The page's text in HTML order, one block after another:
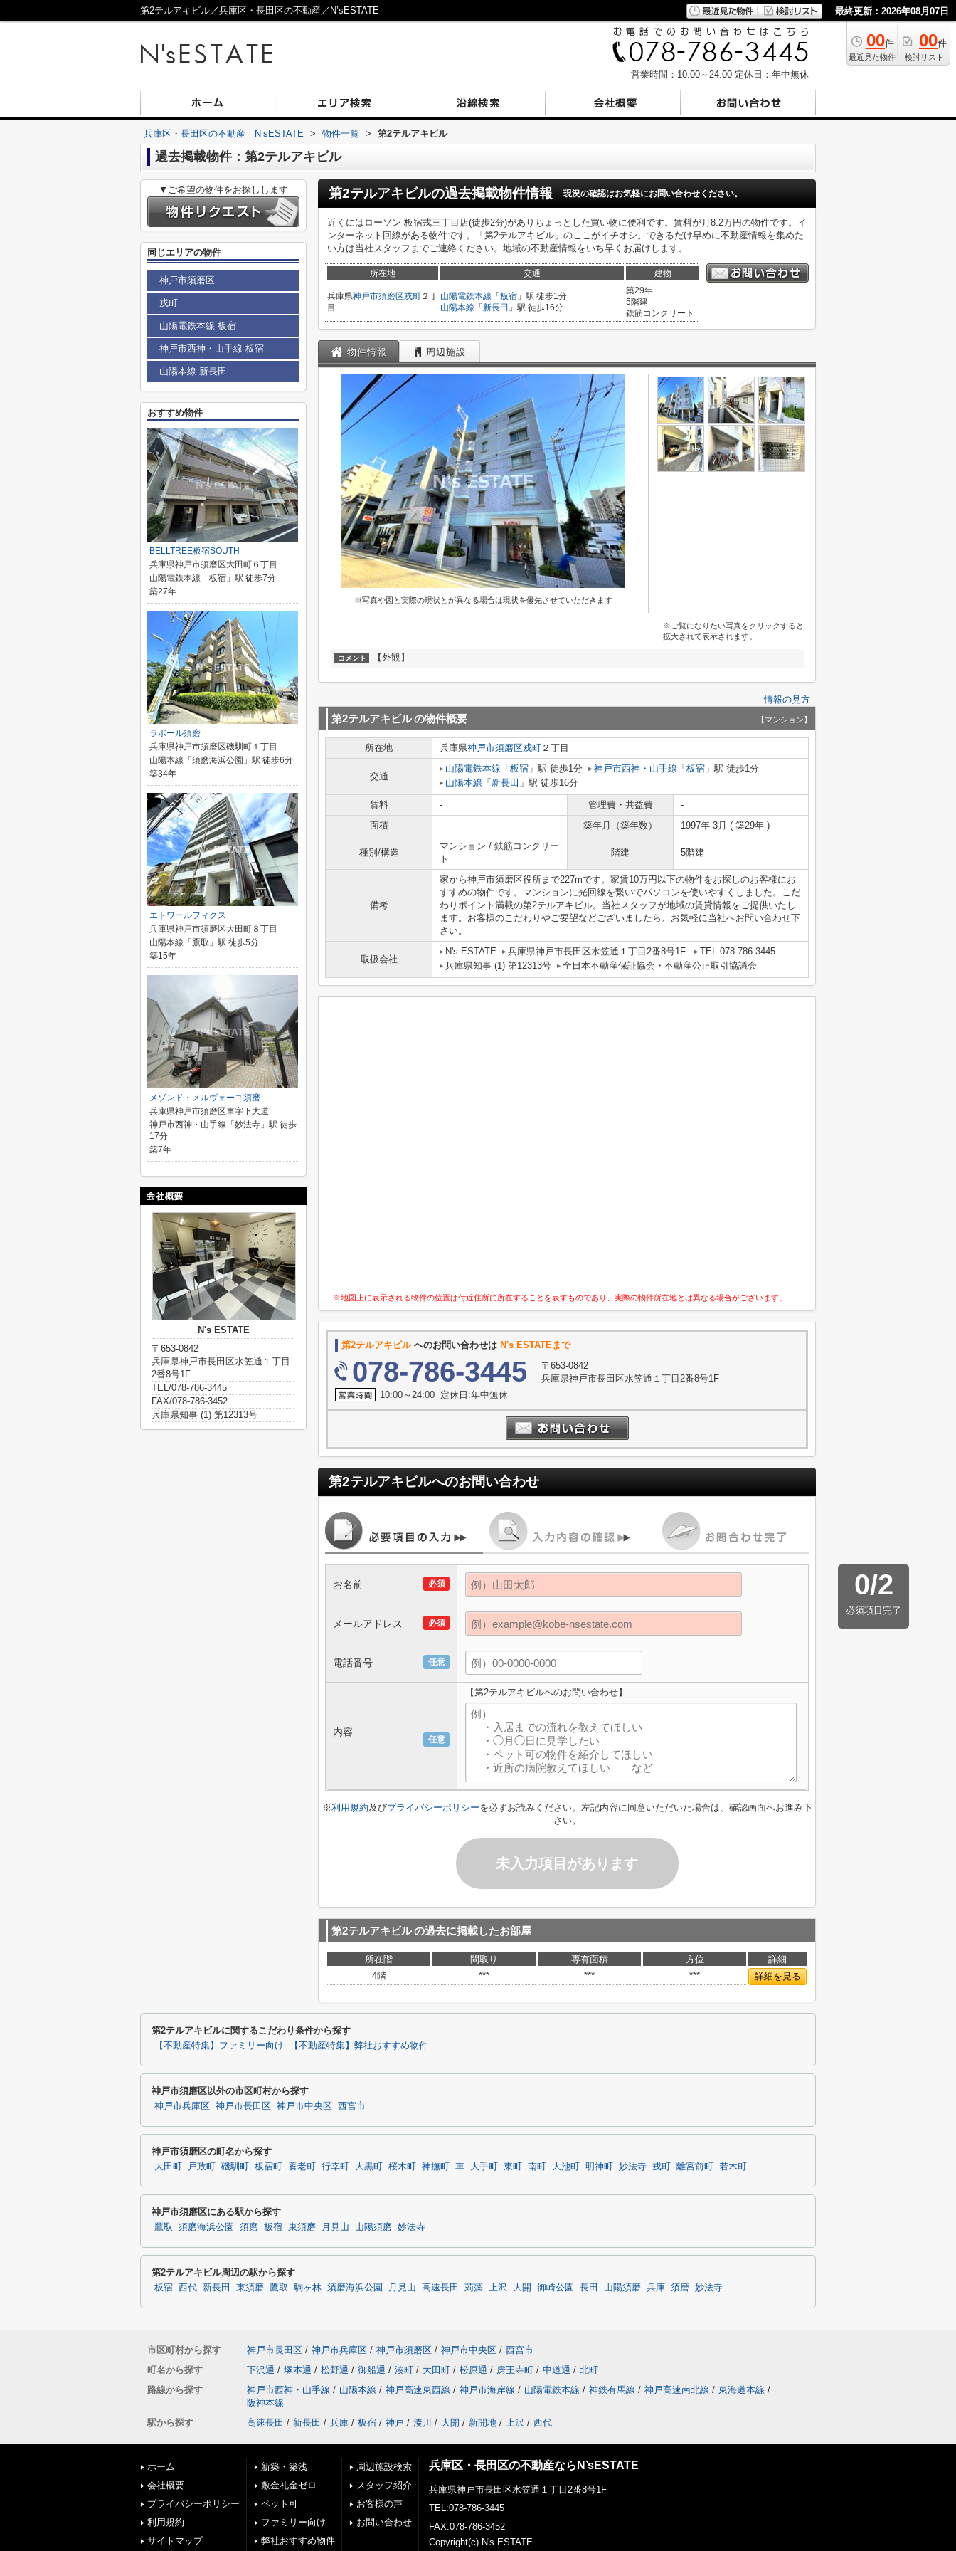
第2テルアキビル／兵庫区・長田区の不動産／N’sESTATE 最終更新：2026年08月07日
00件
最近見た物件
00件
検討リスト
営業時間：10:00～24:00 定休日：年中無休
兵庫区・長田区の不動産｜N’sESTATE > 物件一覧 > 第2テルアキビル
過去掲載物件：第2テルアキビル
第2テルアキビルの過去掲載物件情報 現況の確認はお気軽にお問い合わせください。
近くにはローソン 板宿戎三丁目店(徒歩2分)がありちょっとした買い物に便利です。賃料が月8.2万円の物件です。イ
ンターネット回線がある物件です。「第2テルアキビル」のここがイチオシ。できるだけ早めに不動産情報を集めた
い方は当社スタッフまでご連絡ください。地域の不動産情報をいち早くお届けします。
所在地 交通 建物
兵庫県神戸市須磨区戎町 ２丁
目
山陽電鉄本線 「 板宿 」駅 徒歩1分
山陽本線 「 新長田 」駅 徒歩16分
築29年
5階建
鉄筋コンクリート
物件情報 周辺施設
※写真や図と実際の現状とが異なる場合は現状を優先させていただきます
※ご覧になりたい写真をクリックすると
拡大されて表示されます。
コメント 【外観】
情報の見方
第2テルアキビルの物件概要 【マンション】
所在地 兵庫県神戸市須磨区戎町 ２丁目
交通
山陽電鉄本線 「 板宿 」駅 徒歩1分 神戸市西神・山手線 「 板宿 」駅 徒歩1分
山陽本線 「 新長田 」駅 徒歩16分
賃料 - 管理費・共益費
-
面積
- 築年月（築年数） 1997年 3月 ( 築29年 )
種別/構造
マンション / 鉄筋コンクリー
ト
階建 5階建
備考
家から神戸市須磨区役所まで227mです。家賃10万円以下の物件をお探しのお客様にお
すすめの物件です。マンションに光回線を繋いでパソコンを使いやすくしました。こだ
わりポイント満載の第2テルアキビル。当社スタッフが地域の賃貸情報をご提供いたし
ます。お客様のこだわりやご要望などございましたら、お気軽に当社へお問い合わせ下
さい。
取扱会社
N's ESTATE 兵庫県神戸市長田区水笠通１丁目2番8号1F
TEL:078-786-3445
兵庫県知事 (1) 第12313号
全日本不動産保証協会・不動産公正取引協議会
※地図上に表示される物件の位置は付近住所に所在することを表すものであり、実際の物件所在地とは異なる場合がございます。
第2テルアキビルへのお問い合わせは N's ESTATEまで
078-786-3445
〒653-0842
兵庫県神戸市長田区水笠通１丁目2番8号1F
10:00～24:00 定休日:年中無休
第2テルアキビルへのお問い合わせ
0/2
必須項目完了
必須
お名前
必須
メールアドレス
任意
電話番号
任意
内容
【第2テルアキビルへのお問い合わせ】
※利用規約及びプライバシーポリシーを必ずお読みください。左記内容に同意いただいた場合は、確認画面へお進み下
さい。
未入力項目があります
第2テルアキビルの過去に掲載したお部屋
所在階 間取り 専有面積 方位
詳細
4階
*** *** *** 詳細を見る
▼ご希望の物件をお探しします
同じエリアの物件
神戸市須磨区
戎町
山陽電鉄本線 板宿
神戸市西神・山手線 板宿
山陽本線 新長田
おすすめ物件
BELLTREE板宿SOUTH
兵庫県神戸市須磨区大田町６丁目
山陽電鉄本線「板宿」駅 徒歩7分
築27年
ラポール須磨
兵庫県神戸市須磨区磯馴町１丁目
山陽本線「須磨海浜公園」駅 徒歩6分
築34年
エトワールフィクス
兵庫県神戸市須磨区大田町８丁目
山陽本線「鷹取」駅 徒歩5分
築15年
メゾンド・メルヴェーユ須磨
兵庫県神戸市須磨区車字下大道
神戸市西神・山手線「妙法寺」駅 徒歩
17分
築7年
N's ESTATE
〒653-0842
兵庫県神戸市長田区水笠通１丁目
2番8号1F
TEL/078-786-3445
FAX/078-786-3452
兵庫県知事 (1) 第12313号
第2テルアキビルに関するこだわり条件から探す
【不動産特集】ファミリー向け 【不動産特集】弊社おすすめ物件
神戸市須磨区以外の市区町村から探す
神戸市兵庫区 神戸市長田区 神戸市中央区 西宮市
神戸市須磨区の町名から探す
大田町 戸政町 磯馴町 板宿町 養老町 行幸町 大黒町 桜木町 神撫町 車 大手町 東町 南町 大池町 明神町 妙法寺 戎町 離宮前町 若木町
神戸市須磨区にある駅から探す
鷹取 須磨海浜公園 須磨 板宿 東須磨 月見山 山陽須磨 妙法寺
第2テルアキビル周辺の駅から探す
板宿 西代 新長田 東須磨 鷹取 駒ヶ林 須磨海浜公園 月見山 高速長田 苅藻 上沢 大開 御崎公園 長田 山陽須磨 兵庫 須磨 妙法寺
市区町村から探す 神戸市長田区 / 神戸市兵庫区 / 神戸市須磨区 / 神戸市中央区 / 西宮市
町名から探す
下沢通 / 塚本通 / 松野通 / 御船通 / 湊町 / 大田町 / 松原通 / 房王寺町 / 中道通 / 北町
路線から探す
神戸市西神・山手線 / 山陽本線 / 神戸高速東西線 / 神戸市海岸線 / 山陽電鉄本線 / 神鉄有馬線 / 神戸高速南北線 / 東海道本線 /
阪神本線
駅から探す
高速長田 / 新長田 / 兵庫 / 板宿 / 神戸 / 湊川 / 大開 / 新開地 / 上沢 / 西代
ホーム
会社概要
プライバシーポリシー
利用規約
サイトマップ
新築・築浅
敷金礼金ゼロ
ペット可
ファミリー向け
弊社おすすめ物件
周辺施設検索
スタッフ紹介
お客様の声
お問い合わせ
兵庫区・長田区の不動産ならN’sESTATE
兵庫県神戸市長田区水笠通１丁目2番8号1F
TEL:078-786-3445
FAX:078-786-3452
Copyright(c) N's ESTATE